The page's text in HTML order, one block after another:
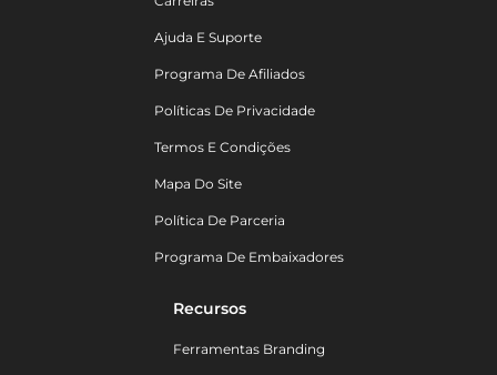
Ajuda E Suporte
Programa De Afiliados
Políticas De Privacidade
Termos E Condições
Mapa Do Site
Política De Parceria
Programa De Embaixadores
Recursos
Ferramentas Branding